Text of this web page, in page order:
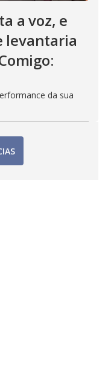
a voz, e
levantaria
da sua